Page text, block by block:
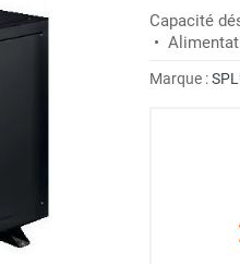
Capacité
•
Marque :